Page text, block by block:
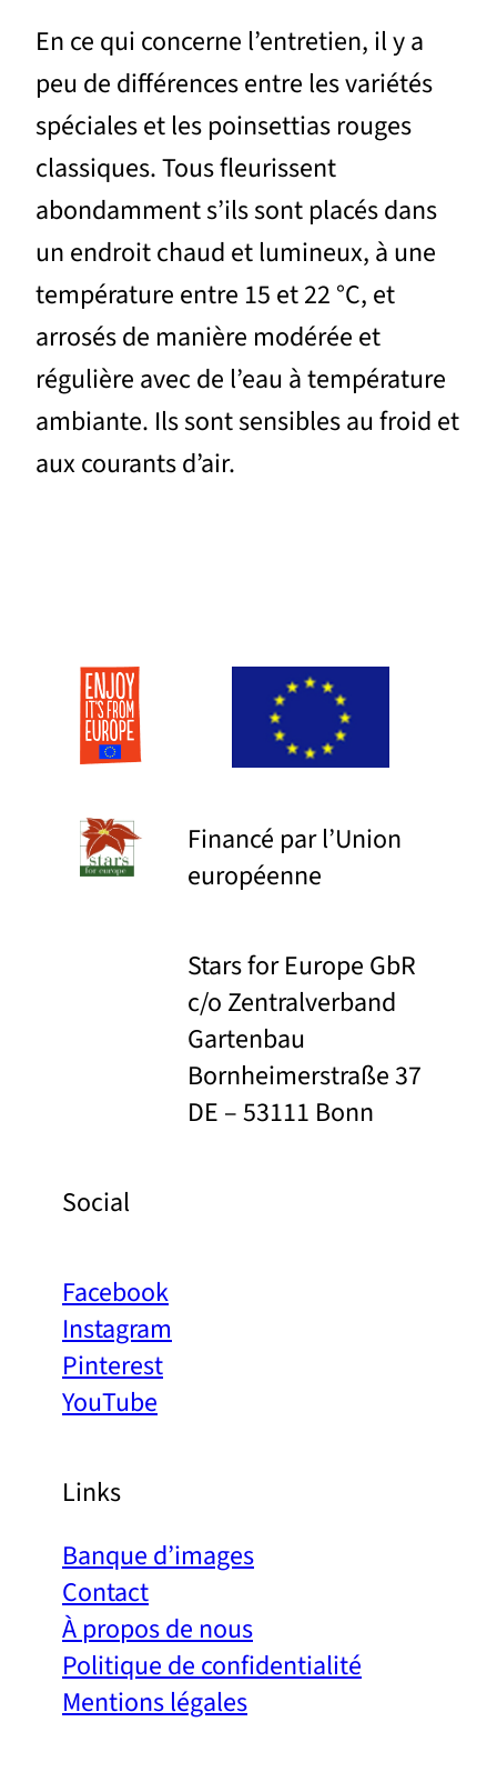
En ce qui concerne l’entretien, il y a
peu de différences entre les variétés
spéciales et les poinsettias rouges
classiques. Tous fleurissent
abondamment s’ils sont placés dans
un endroit chaud et lumineux, à une
température entre 15 et 22 °C, et
arrosés de manière modérée et
régulière avec de l’eau à température
ambiante. Ils sont sensibles au froid et
aux courants d’air.
Financé par l’Union
européenne
Stars for Europe GbR
c/o Zentralverband
Gartenbau
Bornheimerstraße 37
DE – 53111 Bonn
Social
Facebook
Instagram
Pinterest
YouTube
Links
Banque d’images
Contact
À propos de nous
Politique de confidentialité
Mentions légales